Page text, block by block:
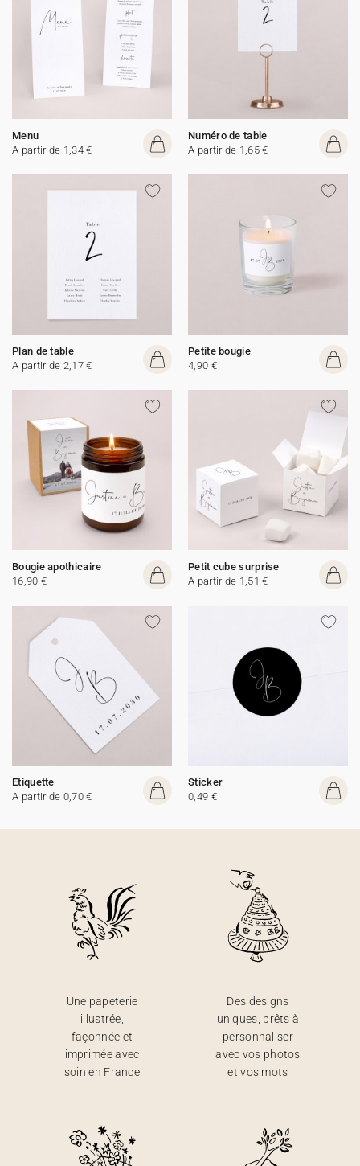
Menu
A partir de 1,34 €
Numéro de table
A partir de 1,65 €
Plan de table
A partir de 2,17 €
Petite bougie
4,90 €
Bougie apothicaire
16,90 €
Petit cube surprise
A partir de 1,51 €
Etiquette
A partir de 0,70 €
Sticker
0,49 €
Une papeterie
illustrée,
façonnée et
imprimée avec
soin en France
Des designs
uniques, prêts à
personnaliser
avec vos photos
et vos mots